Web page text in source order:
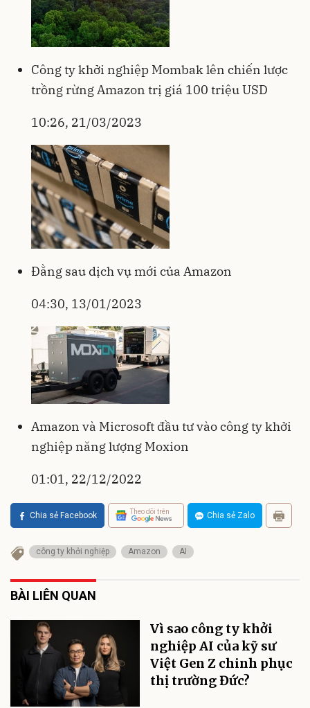
Công ty khởi nghiệp Mombak lên chiến lược
trồng rừng Amazon trị giá 100 triệu USD
10:26, 21/03/2023
Đằng sau dịch vụ mới của Amazon
04:30, 13/01/2023
Amazon và Microsoft đầu tư vào công ty khởi
nghiệp năng lượng Moxion
01:01, 22/12/2022
Chia sẻ Facebook Theo dõi trên Chia sẻ Zalo
công ty khởi nghiệp Amazon AI
BÀI LIÊN QUAN
Vì sao công ty khởi
nghiệp AI của kỹ sư
Việt Gen Z chinh phục
thị trường Đức?